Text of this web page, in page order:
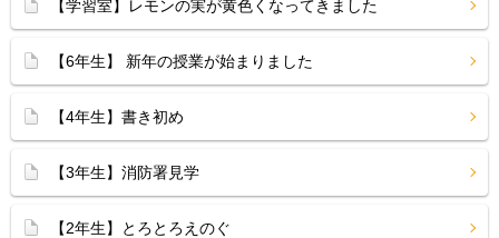
【学習室】レモンの実が黄色くなってきました
【6年生】 新年の授業が始まりました
【4年生】書き初め
【3年生】消防署見学
【2年生】とろとろえのぐ